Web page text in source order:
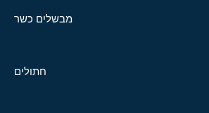
מבשלים כשר
חתולים